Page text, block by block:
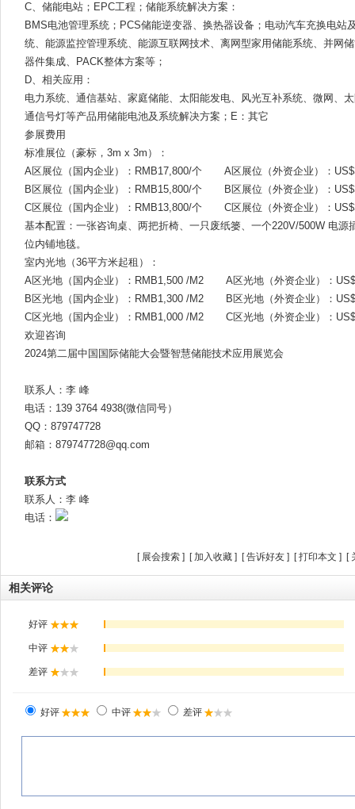
C、储能电站；EPC工程；储能系统解决方案：
BMS电池管理系统；PCS储能逆变器、换热器设备；电动汽车充换电站
统、能源监控管理系统、能源互联网技术、离网型家用储能系统、并网
器件集成、PACK整体方案等；
D、相关应用：
电力系统、通信基站、家庭储能、太阳能发电、风光互补系统、微网、
通信号灯等产品用储能电池及系统解决方案；E：其它
参展费用
标准展位（豪标，3m x 3m）：
A区展位（国内企业）：RMB17,800/个 A区展位（外资企业）：
B区展位（国内企业）：RMB15,800/个 B区展位（外资企业）：
C区展位（国内企业）：RMB13,800/个 C区展位（外资企业）：
基本配置：一张咨询桌、两把折椅、一只废纸篓、一个220V/500W 电源
位内铺地毯。
室内光地（36平方米起租）：
A区光地（国内企业）：RMB1,500 /M2 A区光地（外资企业）：
B区光地（国内企业）：RMB1,300 /M2 B区光地（外资企业）：
C区光地（国内企业）：RMB1,000 /M2 C区光地（外资企业）：
欢迎咨询
2024第二届中国国际储能大会暨智慧储能技术应用展览会
联系人：李 峰
电话：139 3764 4938(微信同号）
QQ：879747728
邮箱：879747728@qq.com
联系方式
联系人：李 峰
电话：
[ 展会搜索 ] [加入收藏 ] [告诉好友 ] [打印本文 ] [
相关评论